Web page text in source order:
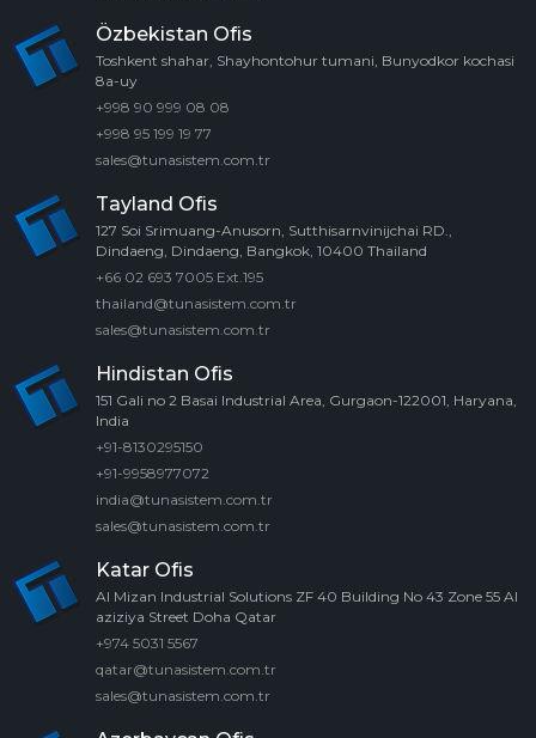
Özbekistan Ofis
Toshkent shahar, Shayhontohur tumani, Bunyodkor kochasi
8a-uy
+998 90 999 08 08
+998 95 199 19 77
sales@tunasistem.com.tr
Tayland Ofis
127 Soi Srimuang-Anusorn, Sutthisarnvinijchai RD.,
Dindaeng, Dindaeng, Bangkok, 10400 Thailand
+66 02 693 7005 Ext.195
thailand@tunasistem.com.tr
sales@tunasistem.com.tr
Hindistan Ofis
151 Gali no 2 Basai Industrial Area, Gurgaon-122001, Haryana,
India
+91-8130295150
+91-9958977072
india@tunasistem.com.tr
sales@tunasistem.com.tr
Katar Ofis
Al Mizan Industrial Solutions ZF 40 Building No 43 Zone 55 Al
aziziya Street Doha Qatar
+974 5031 5567
qatar@tunasistem.com.tr
sales@tunasistem.com.tr